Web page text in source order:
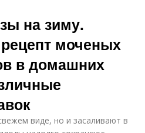
на зиму.
моченых
в домашних
виде, но и засаливают в